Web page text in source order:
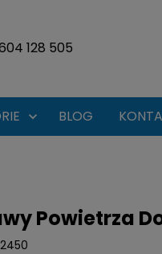
128 505
 BLOG
Powietrza